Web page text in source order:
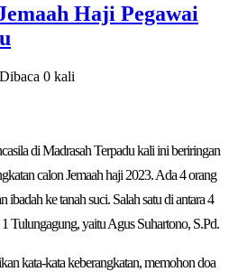
Haji Pegawai
0 kali
di Madrasah Terpadu kali ini beriringan
calon Jemaah haji 2023. Ada 4 orang
ibadah ke tanah suci. Salah satu di antara 4
Tulungagung, yaitu Agus Suhartono, S.Pd.
kata-kata keberangkatan, memohon doa